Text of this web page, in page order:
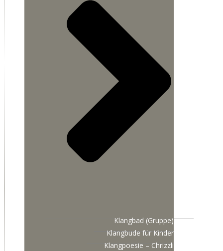
Klangbad (Gruppe)
Klangbude für Kinder
Klangpoesie – Chrizzli